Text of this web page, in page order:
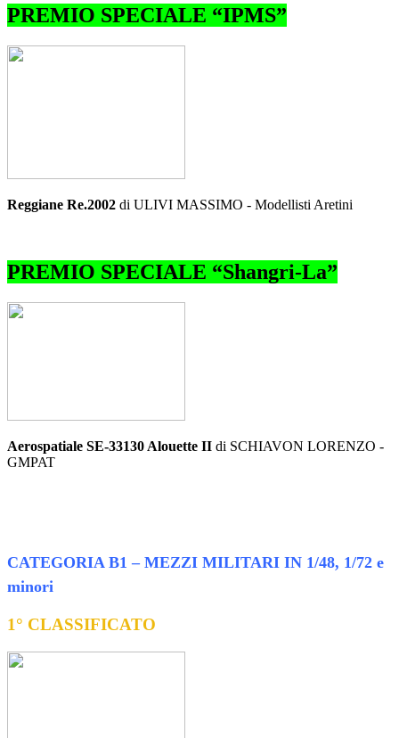
PREMIO SPECIALE “IPMS”
Reggiane Re.2002 di ULIVI MASSIMO - Modellisti Aretini
PREMIO SPECIALE “Shangri-La”
Aerospatiale SE-33130 Alouette II di SCHIAVON LORENZO -
GMPAT
CATEGORIA B1 – MEZZI MILITARI IN 1/48, 1/72 e
minori
1° CLASSIFICATO